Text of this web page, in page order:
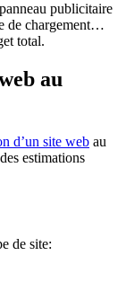
publicitaire
de chargement…
total.
au
d’un site web au
estimations
de site: